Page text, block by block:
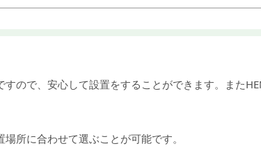
ので、安心して設置をすることができます。また
所に合わせて選ぶことが可能です。